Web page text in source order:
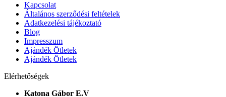
Kapcsolat
Általános szerződési feltételek
Adatkezelési tájékoztató
Blog
Impresszum
Ajándék Ötletek
Ajándék Ötletek
Elérhetőségek
Katona Gábor E.V